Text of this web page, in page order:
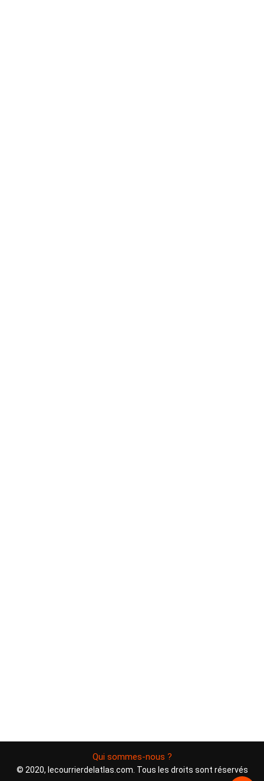
Qui sommes-nous ?
© 2020, lecourrierdelatlas.com. Tous les droits sont réservés